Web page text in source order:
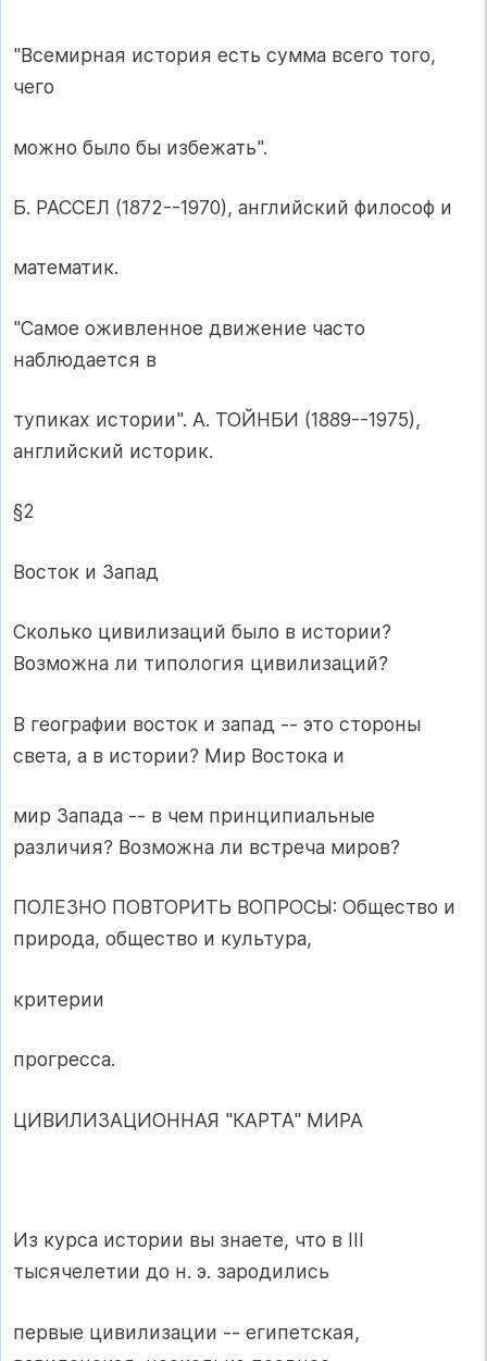
"Всемирная история есть сумма всего того,
чего
можно было бы избежать".
Б. РАССЕЛ (1872--1970), английский философ и
математик.
"Самое оживленное движение часто
наблюдается в
тупиках истории". А. ТОЙНБИ (1889--1975),
английский историк.
§2
Восток и Запад
Сколько цивилизаций было в истории?
Возможна ли типология цивилизаций?
В географии восток и запад -- это стороны
света, а в истории? Мир Востока и
мир Запада -- в чем принципиальные
различия? Возможна ли встреча миров?
ПОЛЕЗНО ПОВТОРИТЬ ВОПРОСЫ: Общество и
природа, общество и культура,
критерии
прогресса.
ЦИВИЛИЗАЦИОННАЯ "КАРТА" МИРА
Из курса истории вы знаете, что в III
тысячелетии до н. э. зародились
первые цивилизации -- египетская,